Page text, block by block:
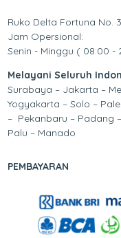
Ruko Delta Fortuna No.
Jam Opersional:
Senin - Minggu ( 08:00 -
Melayani Seluruh
Surabaya – Jakarta –
Yogyakarta – Solo –
– Pekanbaru – Padang
Palu – Manado
PEMBAYARAN